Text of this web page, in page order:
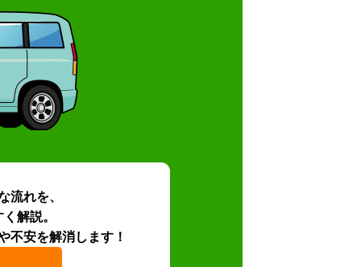
流れを、
解説。
不安を解消します！